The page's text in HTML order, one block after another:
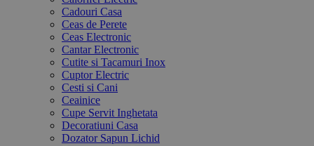
Cadouri Casa
Ceas de Perete
Ceas Electronic
Cantar Electronic
Cutite si Tacamuri Inox
Cuptor Electric
Cesti si Cani
Ceainice
Cupe Servit Inghetata
Decoratiuni Casa
Dozator Sapun Lichid